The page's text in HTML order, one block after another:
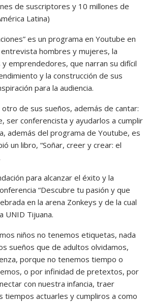
de suscriptores y 10 millones de
Latina)
es un programa en Youtube en
hombres y mujeres, la
emprendedores, que narran su difícil
y la construcción de sus
para la audiencia.
otro de sus sueños, además de cantar:
ser conferencista y ayudarlos a cumplir
además del programa de Youtube, es
un libro, “Soñar, creer y crear: el
para alcanzar el éxito y la
“Descubre tu pasión y que
en la arena Zonkeys y de la cual
UNID Tijuana.
niños no tenemos etiquetas, nada
sueños que de adultos olvidamos,
porque no tenemos tiempo o
o por infinidad de pretextos, por
con nuestra infancia, traer
tiempos actuarles y cumpliros a como